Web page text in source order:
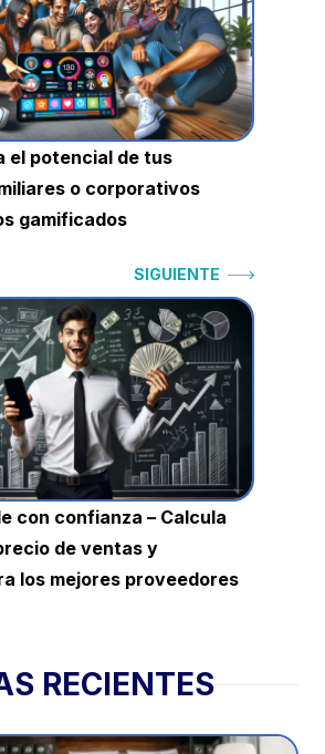
el potencial de tus
o corporativos
gamificados
SIGUIENTE
con confianza – Calcula
de ventas y
los mejores proveedores
RECIENTES